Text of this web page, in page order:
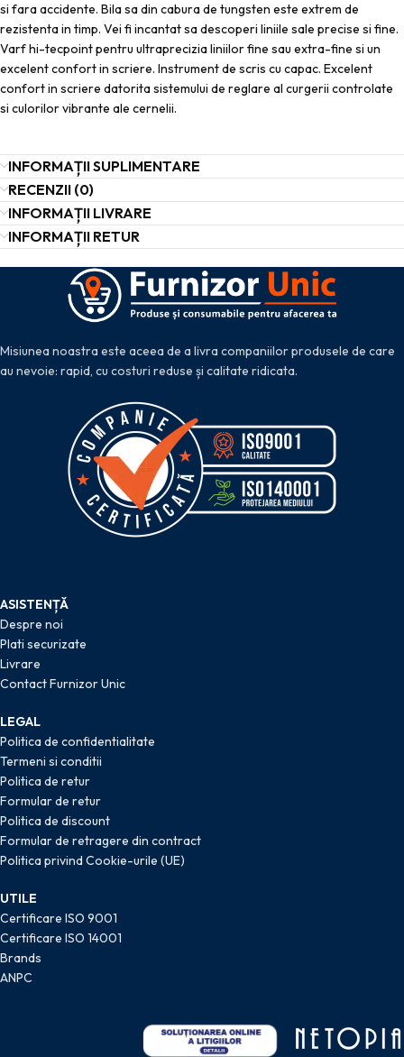
si fara accidente. Bila sa din cabura de tungsten este extrem de
rezistenta in timp. Vei fi incantat sa descoperi liniile sale precise si fine.
Varf hi-tecpoint pentru ultraprecizia liniilor fine sau extra-fine si un
excelent confort in scriere. Instrument de scris cu capac. Excelent
confort in scriere datorita sistemului de reglare al curgerii controlate
si culorilor vibrante ale cernelii.
INFORMAȚII SUPLIMENTARE
RECENZII (0)
INFORMAȚII LIVRARE
INFORMAȚII RETUR
Misiunea noastra este aceea de a livra companiilor produsele de care
au nevoie: rapid, cu costuri reduse și calitate ridicata.
ASISTENȚĂ
Despre noi
Plati securizate
Livrare
Contact Furnizor Unic
LEGAL
Politica de confidentialitate
Termeni si conditii
Politica de retur
Formular de retur
Politica de discount
Formular de retragere din contract
Politica privind Cookie-urile (UE)
UTILE
Certificare ISO 9001
Certificare ISO 14001
Brands
ANPC